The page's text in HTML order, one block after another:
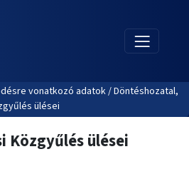
vonatkozó adatok / Döntéshozatal,
ülései
Közgyűlés ülései